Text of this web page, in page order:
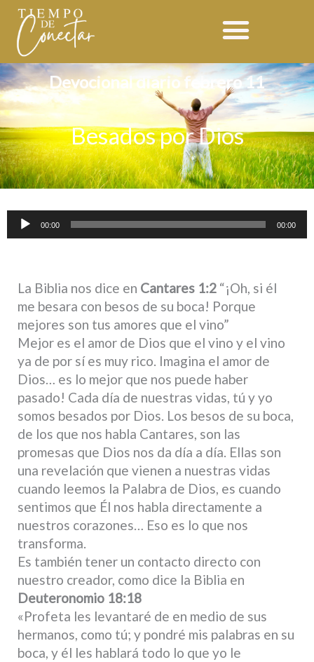
contenido
Devocional diario febrero 11
Besados por Dios
Reproductor
de
00:00 00:00
La Biblia nos dice en Cantares 1:2 “¡Oh, si él
me besara con besos de su boca! Porque
mejores son tus amores que el vino”
Mejor es el amor de Dios que el vino y el vino
ya de por sí es muy rico. Imagina el amor de
Dios… es lo mejor que nos puede haber
pasado! Cada día de nuestras vidas, tú y yo
somos besados por Dios. Los besos de su boca,
de los que nos habla Cantares, son las
promesas que Dios nos da día a día. Ellas son
una revelación que vienen a nuestras vidas
cuando leemos la Palabra de Dios, es cuando
sentimos que Él nos habla directamente a
nuestros corazones… Eso es lo que nos
transforma.
Es también tener un contacto directo con
nuestro creador, como dice la Biblia en
Deuteronomio 18:18
«Profeta les levantaré de en medio de sus
hermanos, como tú; y pondré mis palabras en su
boca, y él les hablará todo lo que yo le